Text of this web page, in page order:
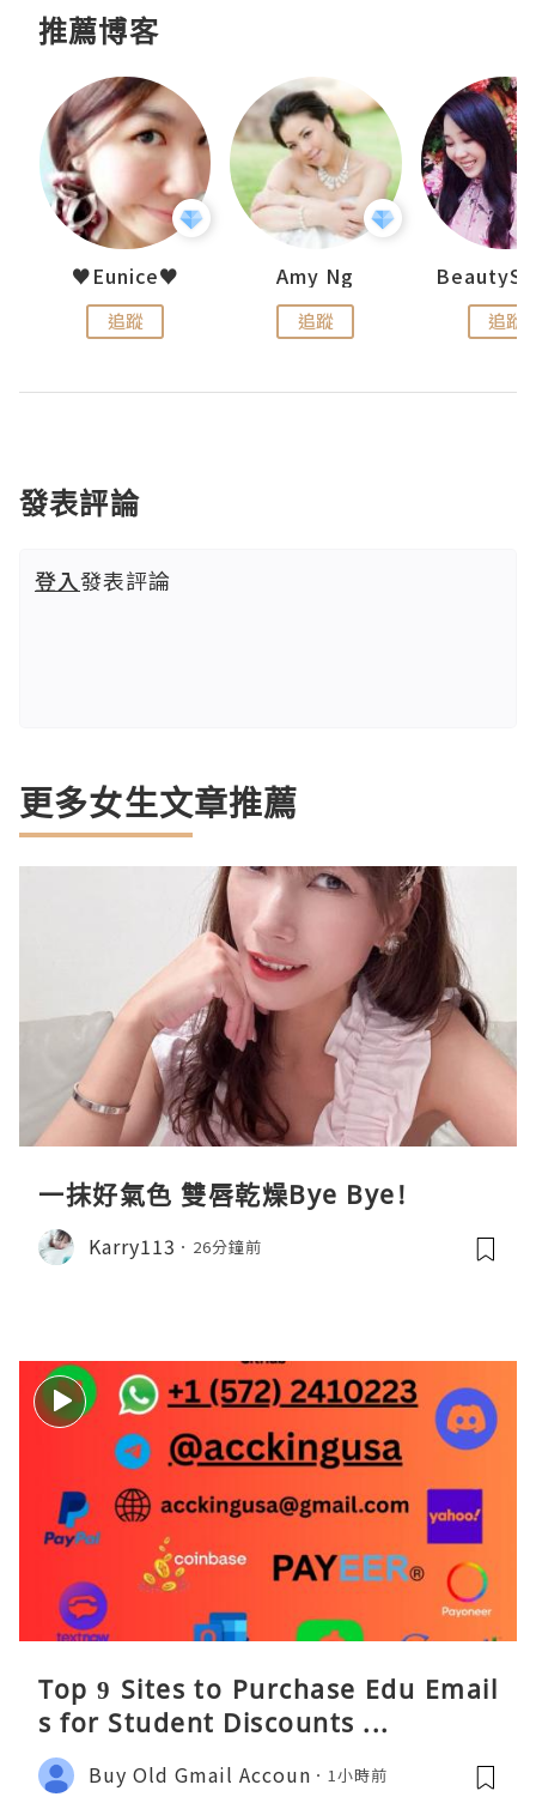
推薦博客
♥Eunice♥
追蹤
Amy Ng
追蹤 追蹤
發表評論
登入發表評論
更多女生文章推薦
一抹好氣色 雙唇乾燥Bye Bye!
Karry113 26分鐘前
Top 9 Sites to Purchase Edu Email
s for Student Discounts ...
Buy Old Gmail Accoun 1小時前